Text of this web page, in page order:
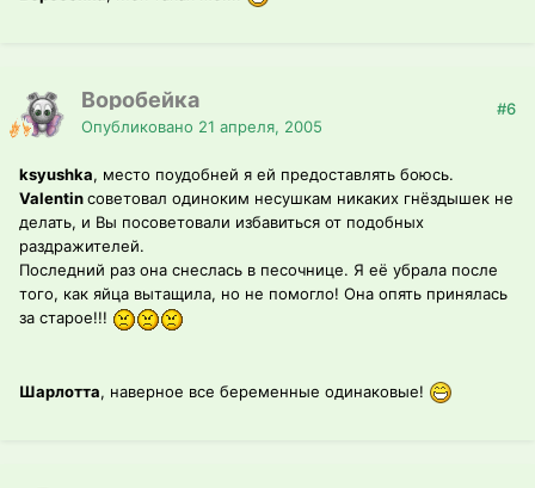
Воробейка
Опубликовано 21 апреля, 2005
#6
ksyushka, место поудобней я ей предоставлять боюсь.
Valentinсоветовал одиноким несушкам никаких гнёздышек не
делать, и Вы посоветовали избавиться от подобных
раздражителей.
Последний раз она снеслась в песочнице. Я её убрала после
того, как яйца вытащила, но не помогло! Она опять принялась
за старое!!!
Шарлотта, наверное все беременные одинаковые!